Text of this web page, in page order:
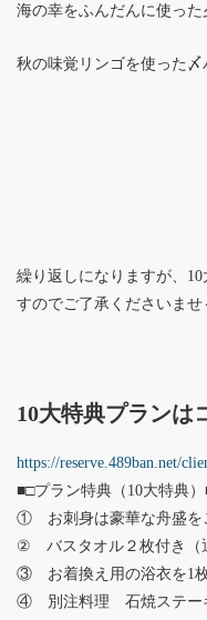
海の幸をふんだんに使った
秋の味覚リンゴを使った
繰り返しになりますが、
すのでご了承くださいませ
10大特典プランは
https://reserve.489ban.net/
■□プラン特典（10大特典
① お刺身は豪華な舟盛を
② バスタオル２枚付き（
③ お着換え用の浴衣を1
④ 別注料理 石焼ステー